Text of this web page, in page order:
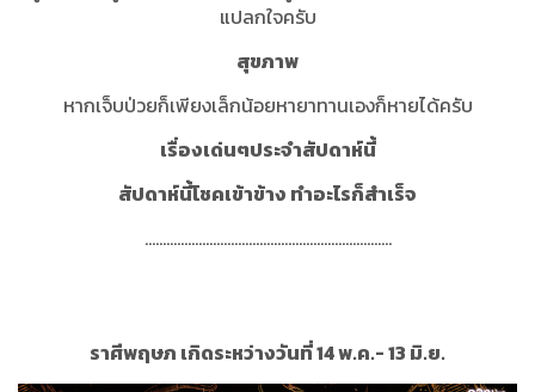
แปลกใจครับ
สุขภาพ
หากเจ็บป่วยก็เพียงเล็กน้อยหายาทานเองก็หายได้ครับ
เรื่องเด่นๆประจำสัปดาห์นี้
สัปดาห์นี้โชคเข้าข้าง ทำอะไรก็สำเร็จ
.....................................................................
ราศีพฤษภ เกิดระหว่างวันที่ 14 พ.ค.- 13 มิ.ย.